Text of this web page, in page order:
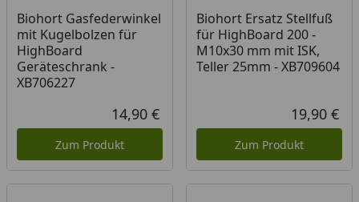
Biohort Gasfederwinkel
mit Kugelbolzen für
HighBoard
Geräteschrank -
XB706227
Aktueller Preis
14,90 €
Zum Produkt
Biohort Ersatz Stellfuß
für HighBoard 200 -
M10x30 mm mit ISK,
Teller 25mm - XB709604
19,90 €
Zum Produkt